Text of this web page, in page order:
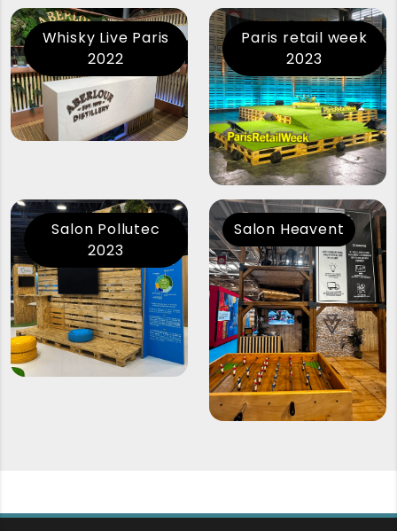
Whisky Live Paris
2022
Paris retail week
2023
Salon Pollutec
2023
Salon Heavent